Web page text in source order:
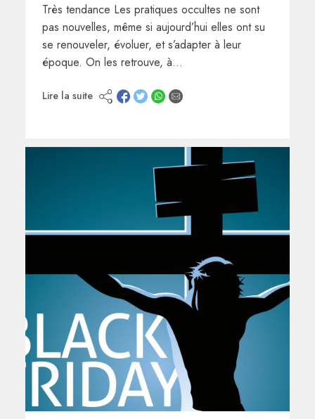
Très tendance Les pratiques occultes ne sont
pas nouvelles, même si aujourd’hui elles ont su
se renouveler, évoluer, et s’adapter à leur
époque. On les retrouve, à…
Lire la suite